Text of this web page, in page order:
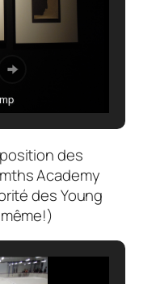
des
Academy
des Young